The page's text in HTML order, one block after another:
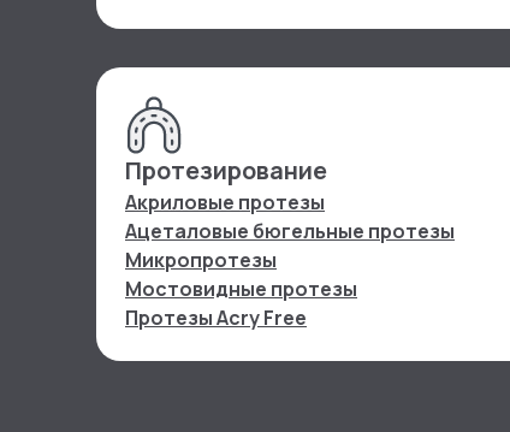
Протезирование
Акриловые протезы
Ацеталовые бюгельные протезы
Микропротезы
Мостовидные протезы
Протезы Acry Free